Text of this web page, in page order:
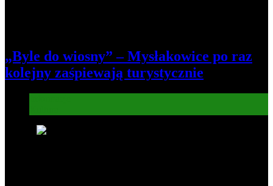
„Byle do wiosny” – Mysłakowice po raz
kolejny zaśpiewają turystycznie